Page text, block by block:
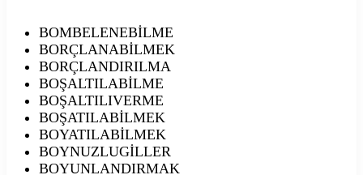
BOMBELENEBİLME
BORÇLANABİLMEK
BORÇLANDIRILMA
BOŞALTILABİLME
BOŞALTILIVERME
BOŞATILABİLMEK
BOYATILABİLMEK
BOYNUZLUGİLLER
BOYUNLANDIRMAK